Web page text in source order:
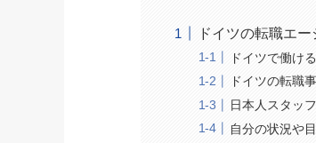
ドイツの転職エ
ドイツで働け
ドイツの転職
日本人スタッ
自分の状況や